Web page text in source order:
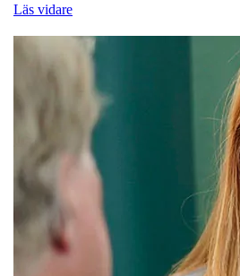
Läs vidare